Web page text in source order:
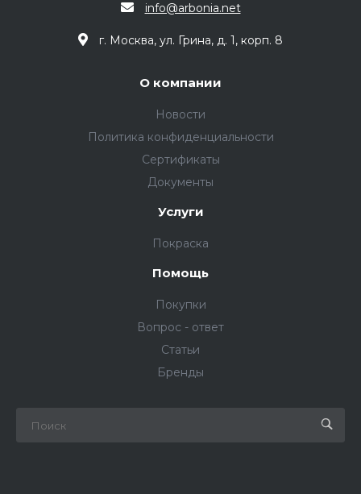
info@arbonia.net
г. Москва, ул. Грина, д. 1, корп. 8
О компании
Новости
Политика конфиденциальности
Сертификаты
Документы
Услуги
Покраска
Помощь
Покупки
Вопрос - ответ
Статьи
Бренды